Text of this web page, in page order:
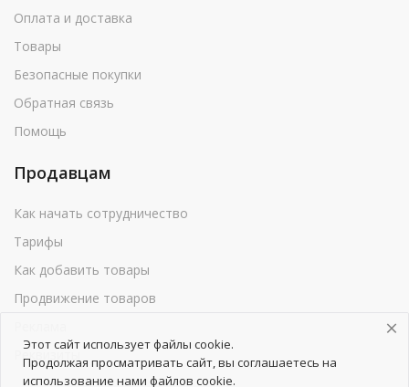
Оплата и доставка
Товары
Безопасные покупки
Обратная связь
Помощь
Продавцам
Как начать сотрудничество
Тарифы
Как добавить товары
Продвижение товаров
Реквизиты
Этот сайт использует файлы cookie.
Продолжая просматривать сайт, вы соглашаетесь на
использование нами файлов cookie.